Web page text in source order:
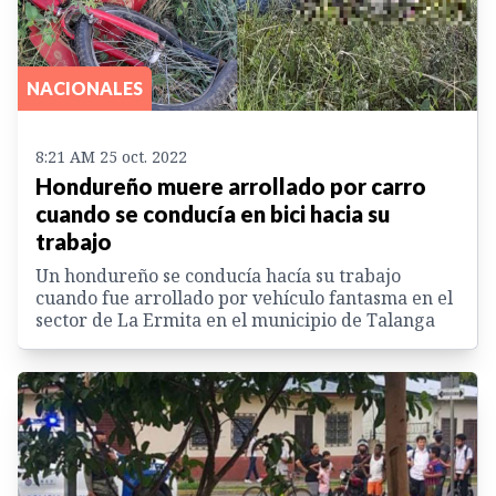
NACIONALES
8:21 AM 25 oct. 2022
Hondureño muere arrollado por carro
cuando se conducía en bici hacia su
trabajo
Un hondureño se conducía hacía su trabajo
cuando fue arrollado por vehículo fantasma en el
sector de La Ermita en el municipio de Talanga